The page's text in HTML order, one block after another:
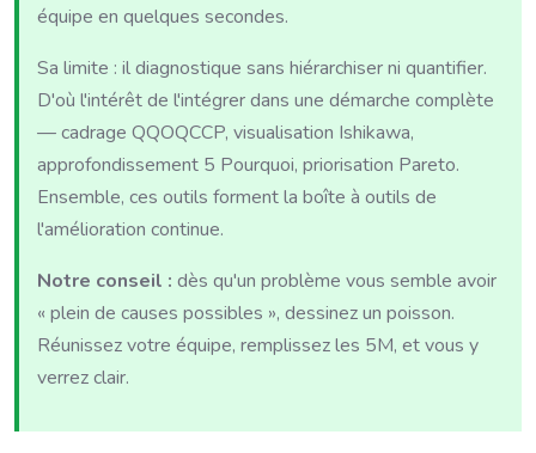
équipe en quelques secondes.
Sa limite : il diagnostique sans hiérarchiser ni quantifier.
D'où l'intérêt de l'intégrer dans une démarche complète
— cadrage QQOQCCP, visualisation Ishikawa,
approfondissement 5 Pourquoi, priorisation Pareto.
Ensemble, ces outils forment la boîte à outils de
l'amélioration continue.
Notre conseil : dès qu'un problème vous semble avoir
« plein de causes possibles », dessinez un poisson.
Réunissez votre équipe, remplissez les 5M, et vous y
verrez clair.